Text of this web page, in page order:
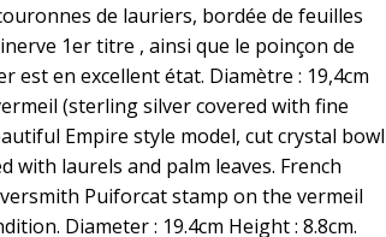
de lauriers, bordée de feuilles
1er titre , ainsi que le poinçon de
est en excellent état. Diamètre : 19,4cm
(sterling silver covered with fine
Empire style model, cut crystal bowl
with laurels and palm leaves. French
Puiforcat stamp on the vermeil
Diameter : 19.4cm Height : 8.8cm.